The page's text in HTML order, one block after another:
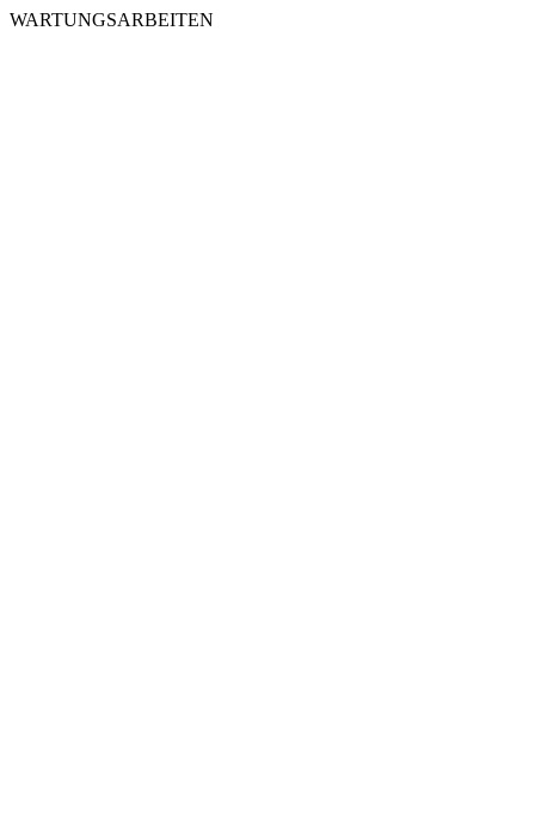
WARTUNGSARBEITEN